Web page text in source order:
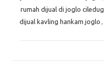
rumah dijual di joglo ciledug
dijual kavling hankam joglo ,